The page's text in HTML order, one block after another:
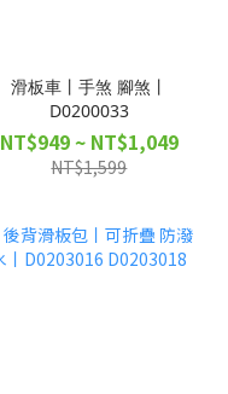
滑板車丨手煞 腳煞丨
D0200033
NT$949 ~ NT$1,049
NT$1,599